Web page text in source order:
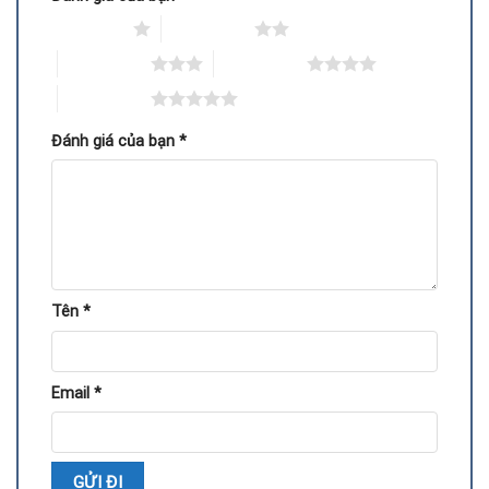
Test hiệu năng để đảm bảo card hoạt động ổn định.
Khôi phục hiệu năng ổn định, xử lý đồ họa mượt mà.
Đánh giá của bạn *
Tên *
Email *